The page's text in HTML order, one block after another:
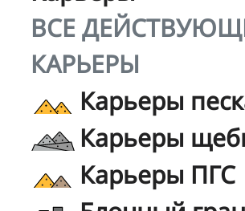
ВСЕ
КАРЬЕРЫ
Карьеры
Карьеры
Карьеры ПГС